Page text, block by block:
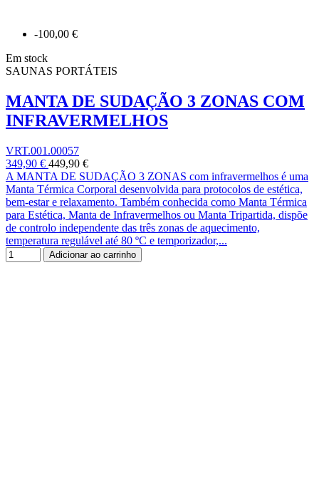
-100,00 €
Em stock
SAUNAS PORTÁTEIS
MANTA DE SUDAÇÃO 3 ZONAS COM
INFRAVERMELHOS
VRT.001.00057
349,90 € 449,90 €
A MANTA DE SUDAÇÃO 3 ZONAS com infravermelhos é uma
Manta Térmica Corporal desenvolvida para protocolos de estética,
bem-estar e relaxamento. Também conhecida como Manta Térmica
para Estética, Manta de Infravermelhos ou Manta Tripartida, dispõe
de controlo independente das três zonas de aquecimento,
temperatura regulável até 80 ºC e temporizador,...
Adicionar ao carrinho